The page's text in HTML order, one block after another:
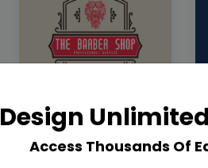
Design
Access Thousands Of